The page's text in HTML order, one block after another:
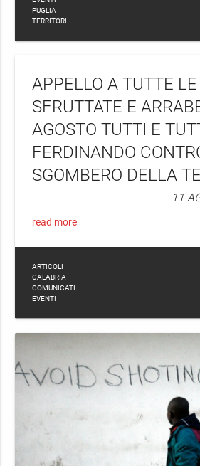
PUGLIA
TERRITORI
APPELLO A TUTTE
SFRUTTATE E
AGOSTO TUTTI E
FERDINANDO
SGOMBERO DELLA
11
read more
ARTICOLI
CALABRIA
COMUNICATI
EVENTI